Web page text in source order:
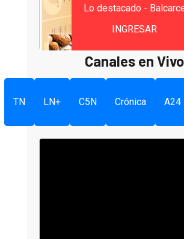
Lo destacado -
INGRESAR
Canales en Vivo
TN LN+ C5N Crónica A24